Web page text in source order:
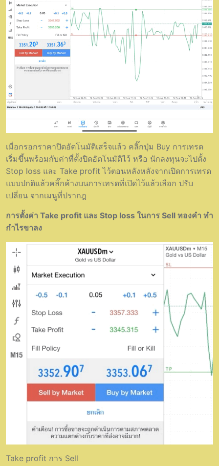
เมื่อกรอกราคาปิดอัตโนมัติเสร็จแล้ว คลิ๊กปุ่ม Buy การเทรด
เริ่มขึ้นพร้อมกับค่าที่ตั้งปิดอัตโนมัติไว้ หรือ นักลงทุนจะไปตั้ง
Stop loss และ Take profit ไว้ตอนหลังหลังจากเปิดการเทรด
แบบปกติแล้วคลิ๊กค้างบนการเทรดที่เปิดไว้แล้วเลือก ปรับ
เปลี่ยน จากเมนูที่ปรากฎ
การตั้งค่า Take profit และ Stop loss ในการ Sell ทองคำ ทำ
กำไรขาลง
Take profit การ Sell